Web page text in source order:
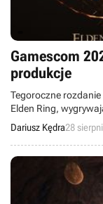
Gamescom
produkcje
Tegoroczne
Elden Ring,
laureatów
Dariusz Kędra28